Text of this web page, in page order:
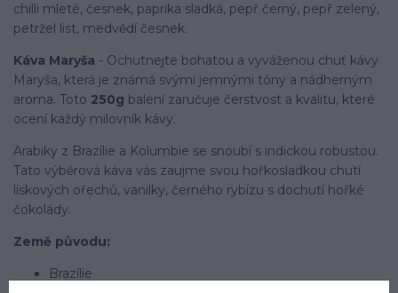
chilli mleté, česnek, paprika sladká, pepř černý, pepř zelený,
petržel list, medvědí česnek.
Káva Maryša - Ochutnejte bohatou a vyváženou chuť kávy
Maryša, která je známá svými jemnými tóny a nádherným
aroma. Toto 250g balení zaručuje čerstvost a kvalitu, které
ocení každý milovník kávy.
Arabiky z Brazílie a Kolumbie se snoubí s indickou robustou.
Tato výběrová káva vás zaujme svou hořkosladkou chutí
lískových ořechů, vanilky, černého rybízu s dochutí hořké
čokolády.
Země původu:
Brazílie